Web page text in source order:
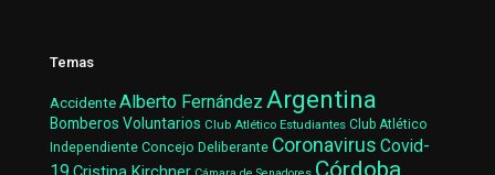
Temas
AccidenteAlberto Fernández Argentina
Bomberos Voluntarios Club Atlético Estudiantes Club Atlético
Independiente Concejo Deliberante Coronavirus Covid-
Córdoba